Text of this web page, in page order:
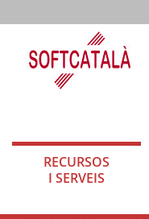
RECURSOS
I SERVEIS